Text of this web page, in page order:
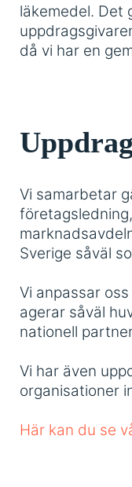
läkemedel. Det
då vi har en
Vi samarbetar
Sverige såväl
Vi anpassar
agerar såväl
nationell
Vi har även
organisationer
Här kan du se